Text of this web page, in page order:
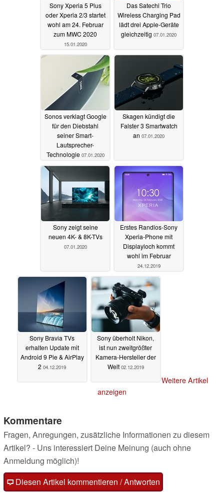
Sony Xperia 5 Plus
oder Xperia 2/3 startet
wohl am 24. Februar
zum MWC 2020
15.01.2020
Das Satechi Trio
Wireless Charging Pad
lädt drei Apple-Geräte
gleichzeitig 07.01.2020
Sonos verklagt Google
für den Diebstahl
seiner Smart-
Lautsprecher-
Technologie 07.01.2020
Skagen kündigt die
Falster 3 Smartwatch
an 07.01.2020
Sony zeigt seine
neuen 4K- & 8K-TVs
07.01.2020
Erstes Randlos-Sony
Xperia-Phone mit
Displayloch kommt
wohl im Februar
24.12.2019
Sony Bravia TVs
erhalten Update mit
Android 9 Pie & AirPlay
2 04.12.2019
Sony überholt Nikon,
ist nun zweitgrößter
Kamera-Hersteller der
Welt 02.12.2019
Weitere Artikel
anzeigen
Kommentare
Fragen, Anregungen, zusätzliche Informationen zu diesem
Artikel? - Uns interessiert Deine Meinung (auch ohne
Anmeldung möglich)!
Diesen Artikel kommentieren / Antworten